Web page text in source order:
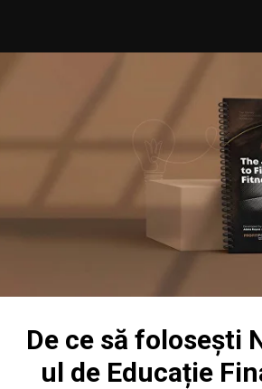
De ce să folosești
ul de Educație